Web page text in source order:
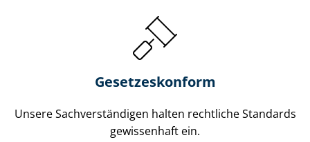
Gesetzes­konform
Unsere Sach­ver­stän­di­gen halten rechtliche Standards
gewissenhaft ein.